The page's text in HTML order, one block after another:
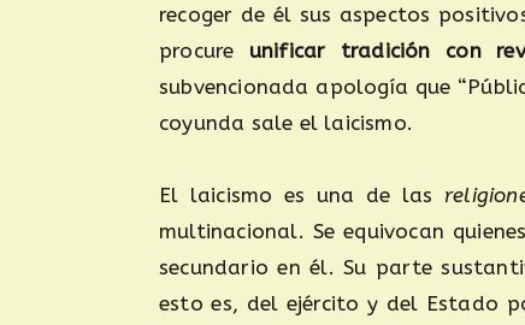
recoger de él sus aspectos
procure unificar tradición con
subvencionada apología que
coyunda sale el laicismo.
El laicismo es una de las
multinacional. Se equivocan
secundario en él. Su parte
esto es, del ejército y del Estado